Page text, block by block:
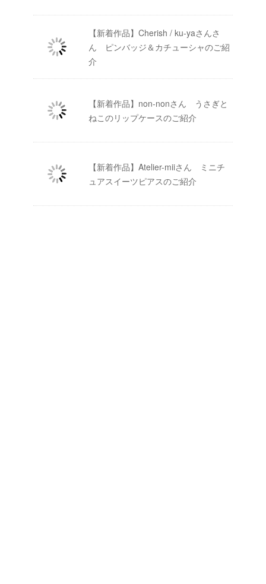
【新着作品】Cherish / ku-yaさんさ
ん ピンバッジ＆カチューシャのご紹
介
【新着作品】non-nonさん うさぎと
ねこのリップケースのご紹介
【新着作品】Atelier-miiさん ミニチ
ュアスイーツピアスのご紹介